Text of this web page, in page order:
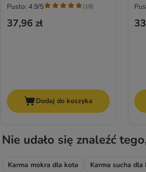
37,96 zł
Pusto: 4.9/5 (18)
Dodaj do koszyka
Nie udało się znaleźć
Karma mokra dla kota Karma sucha dla